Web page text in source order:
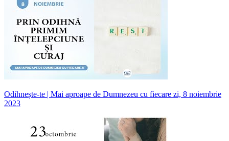
Odihnește-te | Mai aproape de Dumnezeu cu fiecare zi, 8 noiembrie
2023